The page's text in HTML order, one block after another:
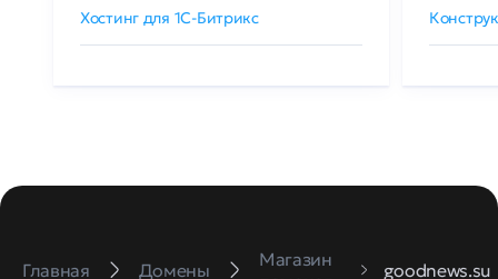
Хостинг для 1C-Битрикс
Главная Домены
Магазин
goodnews.su